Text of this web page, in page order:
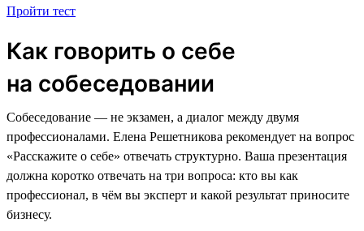
Пройти тест
Как говорить о себе
на собеседовании
Собеседование — не экзамен, а диалог между двумя
профессионалами. Елена Решетникова рекомендует на вопрос
«Расскажите о себе» отвечать структурно. Ваша презентация
должна коротко отвечать на три вопроса: кто вы как
профессионал, в чём вы эксперт и какой результат приносите
бизнесу.